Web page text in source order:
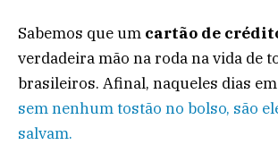
Sabemos que um cartão de
verdadeira mão na roda na vida de
brasileiros. Afinal, naqueles dias
sem nenhum tostão no bolso, são
salvam.